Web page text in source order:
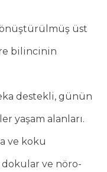
üst
bilincinin
destekli, günün
yaşam alanları.
ve koku
ve nöro-